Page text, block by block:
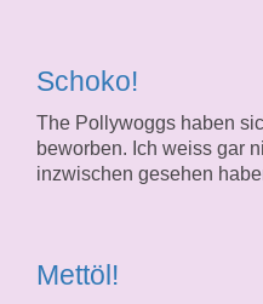
Schoko!
The Pollywoggs haben
beworben. Ich weiss gar
inzwischen gesehen
Mettöl!